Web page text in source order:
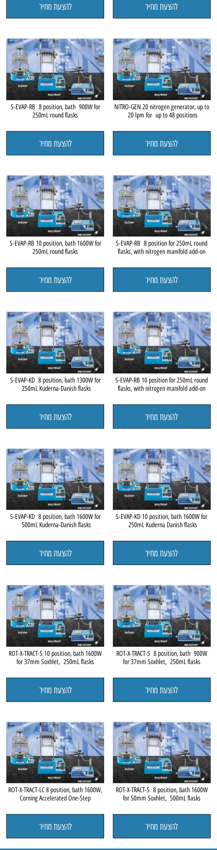
להצעת מחיר להצעת מחיר
NITRO-GEN 20 nitrogen generator, up to
20 lpm for up to 48 positions
להצעת מחיר
S-EVAP-RB 8 position, bath 900W for
250mL round flasks
להצעת מחיר
S-EVAP-RB 8 position for 250mL round
flasks, with nitrogen manifold add-on
להצעת מחיר
S-EVAP-RB 10 position, bath 1600W for
250mL round flasks
להצעת מחיר
S-EVAP-RB 10 position for 250mL round
flasks, with nitrogen manifold add-on
להצעת מחיר
S-EVAP-KD 8 position, bath 1300W for
250mL Kuderna-Danish flasks
להצעת מחיר
S-EVAP-KD 10 position, bath 1600W for
250mL Kuderna Danish flasks
להצעת מחיר
S-EVAP-KD 8 position, bath 1600W for
500mL Kuderna-Danish flasks
להצעת מחיר
ROT-X-TRACT-S 8 position, bath 900W
for 37mm Soxhlet, 250mL flasks
להצעת מחיר
ROT-X-TRACT-S 10 position, bath 1600W
for 37mm Soxhlet, 250mL flasks
להצעת מחיר
ROT-X-TRACT-S 8 position, bath 1600W
for 50mm Soxhlet, 500mL flasks
להצעת מחיר
ROT-X-TRACT-LC 8 position, bath 1600W,
Corning Accelerated One-Step
להצעת מחיר